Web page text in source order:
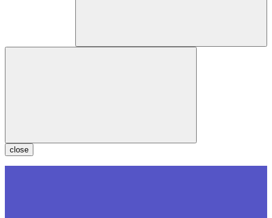
close